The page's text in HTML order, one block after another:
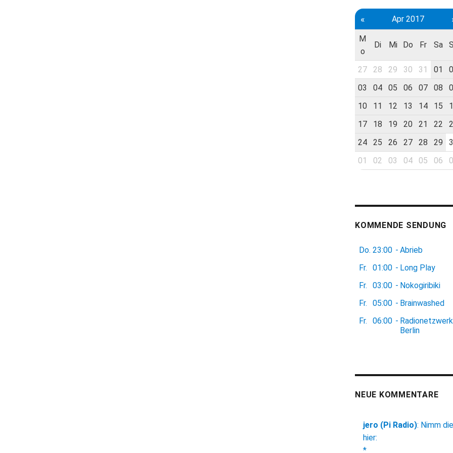
« Apr 2017
M
o
Di Mi Do Fr Sa
27 28 29 30 31 01
03
04 05 06 07 08
10
11 12 13 14 15
17
18 19 20 21 22
24
25 26 27 28 29
01
02 03 04 05 06
KOMMENDE SENDUNG
Do. 23:00 - Abrieb
Fr.
01:00 - Long Play
Fr.
03:00 - Nokogiribiki
Fr.
05:00 - Brainwashed
Fr.
06:00 - Radionetzwerk
Berlin
NEUE KOMMENTARE
jero (Pi Radio): Nimm die
hier:
*